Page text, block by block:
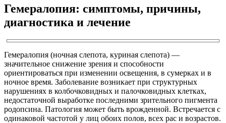
Гемералопия: симптомы, причины,
диагностика и лечение
Гемералопия (ночная слепота, куриная слепота) —
значительное снижение зрения и способности
ориентироваться при изменении освещения, в сумерках и в
ночное время. Заболевание возникает при структурных
нарушениях в колбочковидных и палочковидных клетках,
недостаточной выработке последними зрительного пигмента
родопсина. Патология может быть врожденной. Встречается с
одинаковой частотой у лиц обоих полов, всех рас и возрастов.